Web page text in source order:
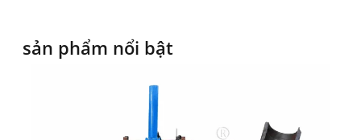
sản phẩm nổi bật